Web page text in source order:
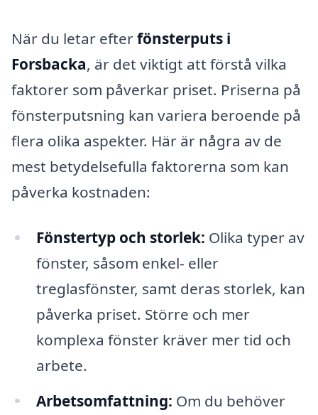
När du letar efterfönsterputs i
Forsbacka, är det viktigt att förstå vilka
faktorer som påverkar priset. Priserna på
fönsterputsning kan variera beroende på
flera olika aspekter. Här är några av de
mest betydelsefulla faktorerna som kan
påverka kostnaden:
Fönstertyp och storlek: Olika typer av
fönster, såsom enkel- eller
treglasfönster, samt deras storlek, kan
påverka priset. Större och mer
komplexa fönster kräver mer tid och
arbete.
Arbetsomfattning: Om du behöver